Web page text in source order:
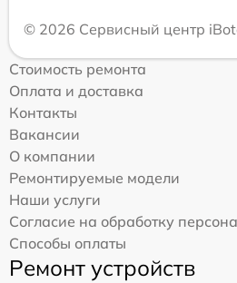
© 2026 Сервисный центр
Стоимость ремонта
Оплата и доставка
Контакты
Вакансии
О компании
Ремонтируемые модели
Наши услуги
Согласие на обработку
Способы оплаты
Ремонт устройств